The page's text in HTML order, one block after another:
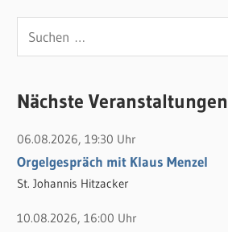
u
h
n
n
a
c
Nächste Veranstaltungen
06.08.2026, 19:30 Uhr
Orgelgespräch mit Klaus Menzel
St. Johannis Hitzacker
10.08.2026, 16:00 Uhr